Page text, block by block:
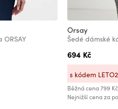
Orsay
Šedé dámské
694 Kč
Běžná cena799 Kč
Nejnižší cena za
s kódem